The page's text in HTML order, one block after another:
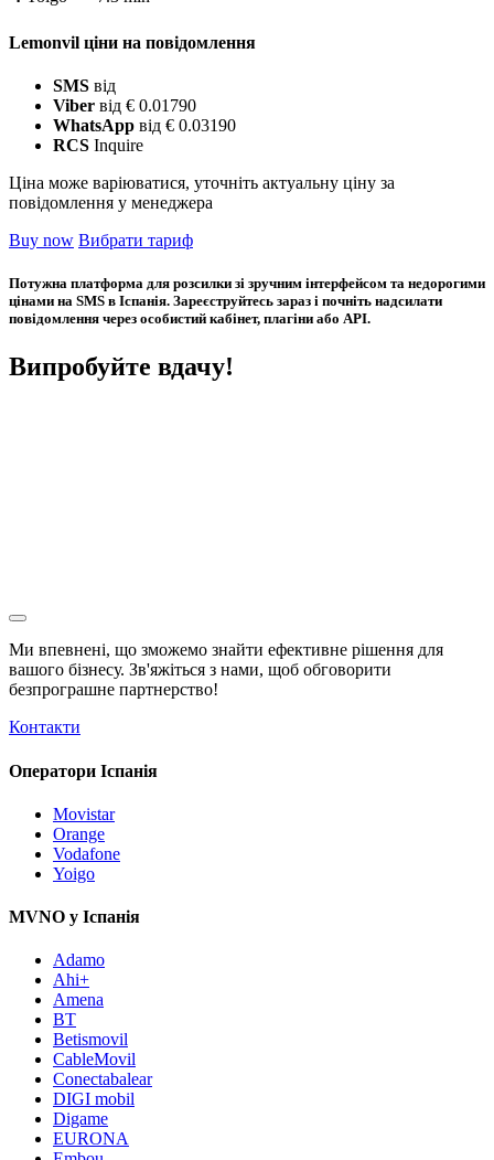
Lemonvil ціни на повідомлення
SMS від
Viber від € 0.01790
WhatsApp від € 0.03190
RCS Inquire
Ціна може варіюватися, уточніть актуальну ціну за
повідомлення у менеджера
Buy now Вибрати тариф
Потужна платформа для розсилки зі зручним інтерфейсом та недорогими
цінами на SMS в Іспанія. Зареєструйтесь зараз і почніть надсилати
повідомлення через особистий кабінет, плагіни або API.
Випробуйте вдачу!
Ми впевнені, що зможемо знайти ефективне рішення для
вашого бізнесу. Зв'яжіться з нами, щоб обговорити
безпрограшне партнерство!
Контакти
Оператори Іспанія
Movistar
Orange
Vodafone
Yoigo
MVNO у Іспанія
Adamo
Ahi+
Amena
BT
Betismovil
CableMovil
Conectabalear
DIGI mobil
Digame
EURONA